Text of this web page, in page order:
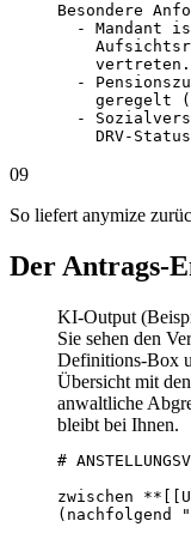
Besondere
- Mandant
    vertreten.
-
geregelt
-
DRV-
09
So liefert anymize
Der Antrags-
KI-Output
Sie sehen den
Definitions-Box
Übersicht mit
anwaltliche
bleibt bei Ihnen.
#
zwischen
(nachfolgend